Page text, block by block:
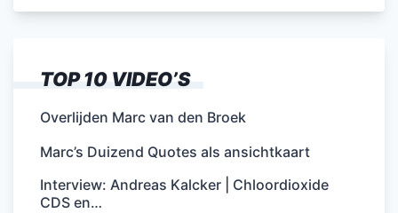
TOP 10 VIDEO’S
Overlijden Marc van den Broek
Marc’s Duizend Quotes als ansichtkaart
Interview: Andreas Kalcker | Chloordioxide
CDS en…